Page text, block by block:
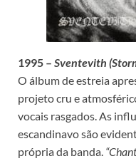
1995 – Sventevith
O álbum de estreia
projeto cru e
vocais rasgados. As
escandinavo são
própria da banda.